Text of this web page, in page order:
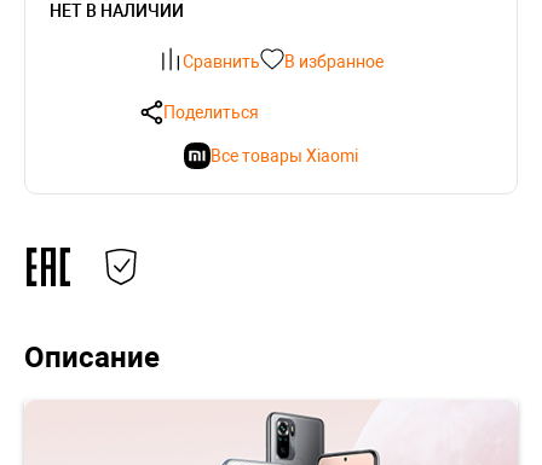
НЕТ В НАЛИЧИИ
Сравнить В избранное
Поделиться
Все товары Xiaomi
Описание